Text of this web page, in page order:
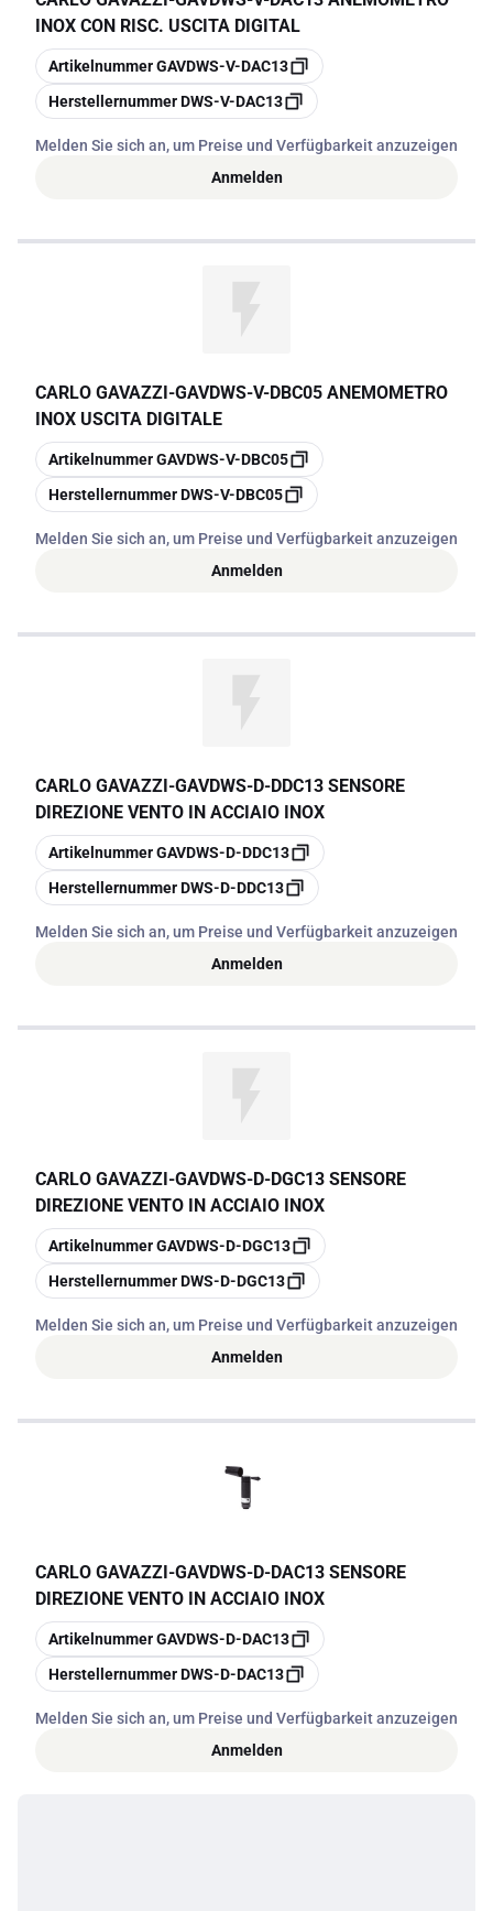
INOX CON RISC. USCITA DIGITAL
Kopieren
ArtikelnummerGAVDWS-V-DAC13
Kopieren
HerstellernummerDWS-V-DAC13
Melden Sie sich an, um Preise und Verfügbarkeit anzuzeigen
Anmelden
CARLO GAVAZZI-GAVDWS-V-DBC05 ANEMOMETRO
INOX USCITA DIGITALE
Kopieren
ArtikelnummerGAVDWS-V-DBC05
Kopieren
HerstellernummerDWS-V-DBC05
Melden Sie sich an, um Preise und Verfügbarkeit anzuzeigen
Anmelden
CARLO GAVAZZI-GAVDWS-D-DDC13 SENSORE
DIREZIONE VENTO IN ACCIAIO INOX
Kopieren
ArtikelnummerGAVDWS-D-DDC13
Kopieren
HerstellernummerDWS-D-DDC13
Melden Sie sich an, um Preise und Verfügbarkeit anzuzeigen
Anmelden
CARLO GAVAZZI-GAVDWS-D-DGC13 SENSORE
DIREZIONE VENTO IN ACCIAIO INOX
Kopieren
ArtikelnummerGAVDWS-D-DGC13
Kopieren
HerstellernummerDWS-D-DGC13
Melden Sie sich an, um Preise und Verfügbarkeit anzuzeigen
Anmelden
CARLO GAVAZZI-GAVDWS-D-DAC13 SENSORE
DIREZIONE VENTO IN ACCIAIO INOX
Kopieren
ArtikelnummerGAVDWS-D-DAC13
Kopieren
HerstellernummerDWS-D-DAC13
Melden Sie sich an, um Preise und Verfügbarkeit anzuzeigen
Anmelden